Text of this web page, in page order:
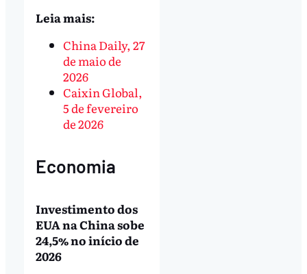
Leia mais:
China Daily, 27
de maio de
2026
Caixin Global,
5 de fevereiro
de 2026
Economia
Investimento dos
EUA na China sobe
24,5% no início de
2026